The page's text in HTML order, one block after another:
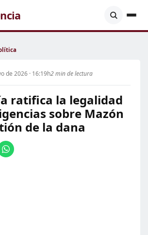
de 2026 · 16:19h2 min de lectura
ratifica la legalidad
sobre Mazón
de la dana